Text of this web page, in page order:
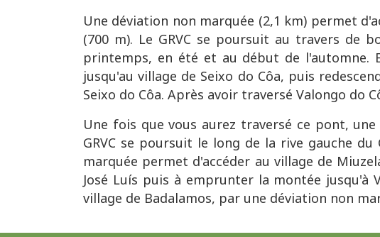
Une déviation non marquée (2,1 km) permet
(700 m). Le GRVC se poursuit au travers de
printemps, en été et au début de l'automne.
jusqu'au village de Seixo do Côa, puis
Seixo do Côa. Après avoir traversé Valongo do
Une fois que vous aurez traversé ce pont,
GRVC se poursuit le long de la rive gauche
marquée permet d'accéder au village de
José Luís puis à emprunter la montée
village de Badalamos, par une déviation non